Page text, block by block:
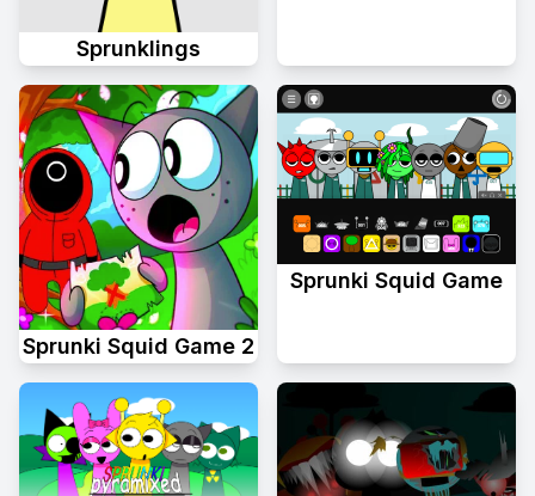
Sprunklings
Sprunki Squid Game 2
Sprunki Squid Game